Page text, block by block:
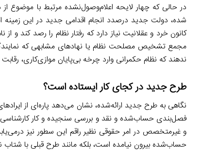
در حالی که چهار لایحه اعلام‌وصول‌نشده مرتبط با
شده، دولت جدید درصدد انجام اقدامی جدید در این
کانون خرد و عقلانیت نیاز دارد که رفتار نظام را رصد کند
مجمع تشخیص مصلحت نظام یا نهادهای مشابهی که
ندهند که نظام حکمرانی وارد چرخه بی‌پایان موازی‌کاری،
طرح جدید در کجای کار ایستاده است؟
نگاهی به طرح جدید ارائه‌شده، نشان می‌دهد پاره‌ای از
فصل‌بندی حساب‌شده و نقد و بررسی سنجیده و کار
و غیرمتخصص در امر حقوقی نظیر راقم این سطور نیز
حساب‌شده بیرون نیامده است، بلکه مانند طرح قبلی با